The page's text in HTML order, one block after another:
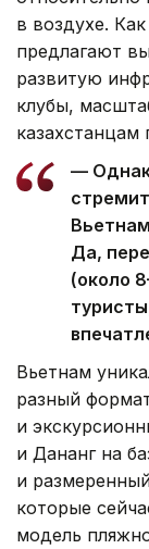
в воздухе.
предлагают
развитую
клубы,
казахстанцам
—
Да,
(около
Вьетнам
разный
и
и Дананг на
и
которые
модель